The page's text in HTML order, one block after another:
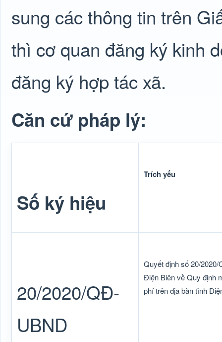
sung các thông tin trên
thì cơ quan đăng ký kinh
đăng ký hợp tác xã.
Căn cứ pháp lý:
Số ký hiệu
Trích yếu
20/2020/QĐ-
UBND
Quyết định số 20/
Điện Biên về Quy định
phí trên địa bàn tỉnh